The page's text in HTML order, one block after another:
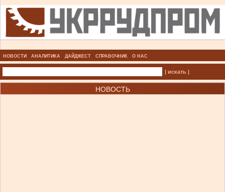
НОВОСТИ АНАЛИТИКА ДАЙДЖЕСТ СПРАВОЧНИК О НАС
| искать |
НОВОСТЬ